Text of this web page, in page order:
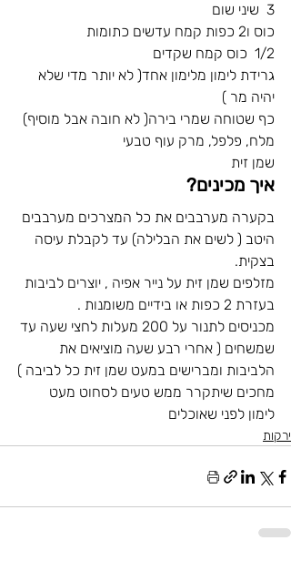
3  שיני שום
כוס ו2 כפות קמח עדשים כתומות
1/2  כוס קמח שקדים
גרידת לימון מלימון אחד( לא יותר מדי שלא
יהיה מר )
כף שטוחה שמרי בירה( לא חובה אבל מוסיף)
מלח, פלפל, מרק עוף טבעי
שמן זית
איך מכינים?
בקערה מערבבים את כל המצרכים מערבבים
היטב ( לשים את הבלילה) עד לקבלת עיסה
בצקית.
מזלפים שמן זית על נייר אפיה , יוצרים לביבות
בעזרת 2 כפות או בידיים משומנות .
מכניסים לתנור על 200 מעלות לחצי שעה עד
שמשחים ( אחרי רבע שעה מוציאים את
הלביבות ומברישים במעט שמן זית כל לביבה )
מחכים שיתקרר ממש טעים לסחוט מעט
לימון לפני שאוכלים
ירקות